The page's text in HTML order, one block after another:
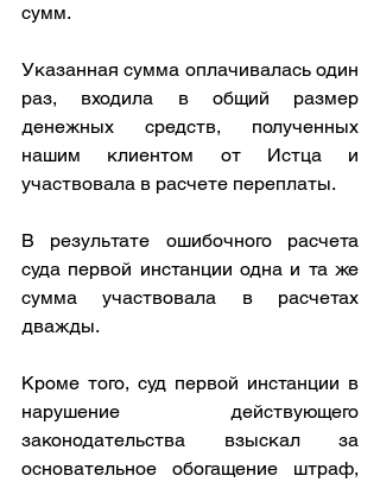
сумм.
Указанная сумма оплачивалась один
раз, входила в общий размер
денежных средств, полученных
нашим клиентом от Истца и
участвовала в расчете переплаты.
В результате ошибочного расчета
суда первой инстанции одна и та же
сумма участвовала в расчетах
дважды.
Кроме того, суд первой инстанции в
нарушение действующего
законодательства взыскал за
основательное обогащение штраф,